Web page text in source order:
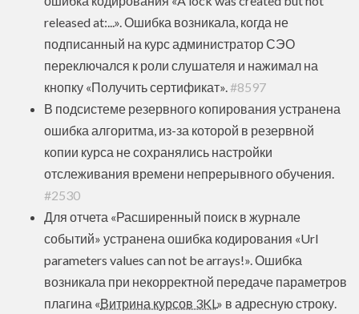
released at:...». Ошибка возникала, когда не
подписанный на курс администратор СЭО
переключался к роли слушателя и нажимал на
кнопку «Получить сертификат».#8597
В подсистеме резервного копирования устранена
ошибка алгоритма, из-за которой в резервной
копии курса не сохранялись настройки
отслеживания времени непрерывного обучения.
#2530
Для отчета «Расширенный поиск в журнале
событий» устранена ошибка кодирования «Url
parameters values can not be arrays!». Ошибка
возникала при некорректной передаче параметров
плагина «Витрина курсов 3KL» в адресную строку.